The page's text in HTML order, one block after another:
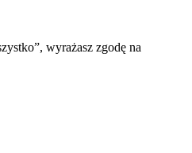
wyrażasz zgodę na